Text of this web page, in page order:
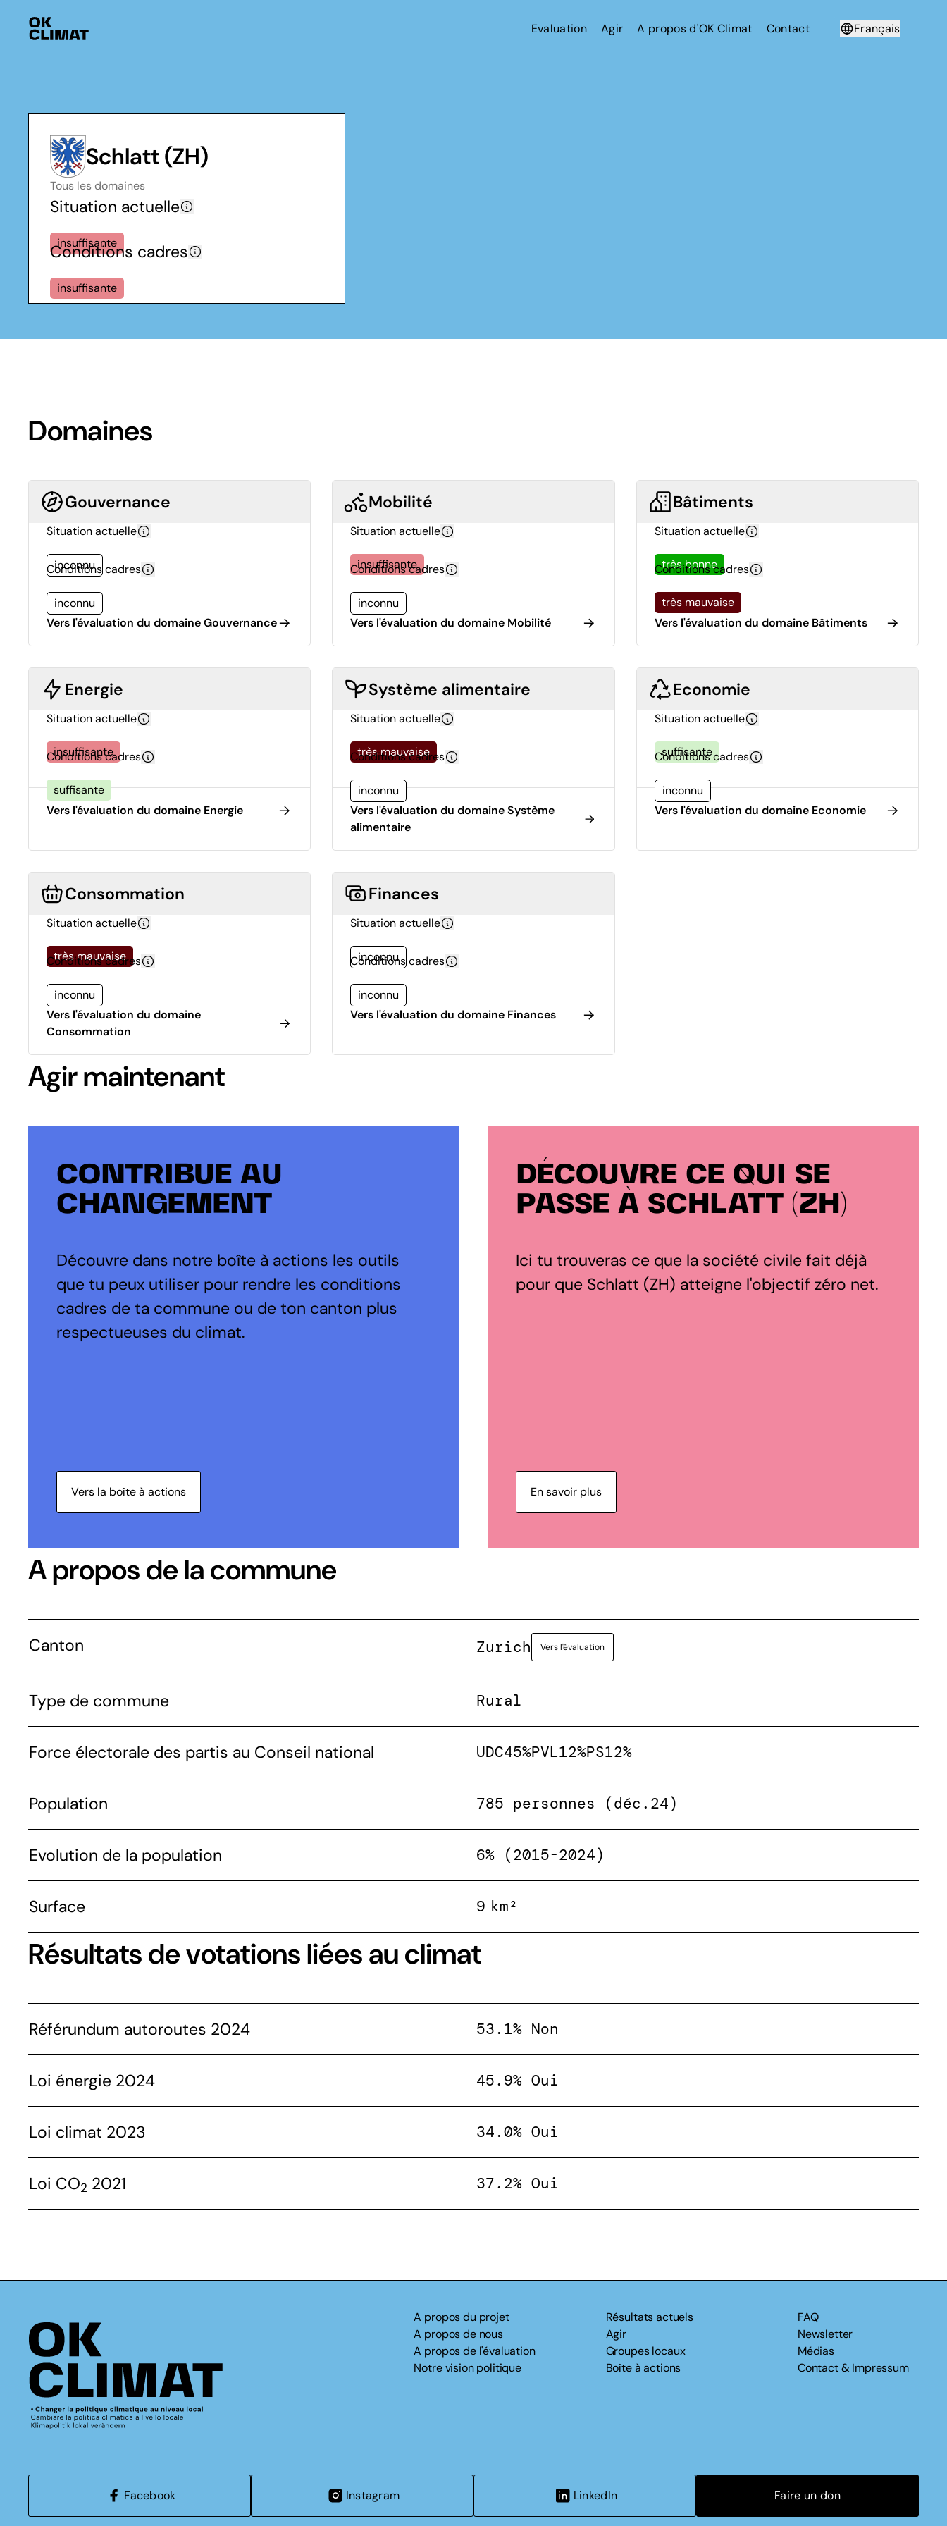
Evaluation Agir A propos d'OK Climat Contact
Français
Schlatt (ZH)
Tous les domaines
Situation actuelle
insuffisante
Conditions cadres
insuffisante
Domaines
Gouvernance
Situation actuelle
inconnu
Conditions cadres
inconnu
Vers l'évaluation du domaine Gouvernance
Mobilité
Situation actuelle
insuffisante
Conditions cadres
inconnu
Vers l'évaluation du domaine Mobilité
Bâtiments
Situation actuelle
très bonne
Conditions cadres
très mauvaise
Vers l'évaluation du domaine Bâtiments
Energie
Situation actuelle
insuffisante
Conditions cadres
suffisante
Vers l'évaluation du domaine Energie
Système alimentaire
Situation actuelle
très mauvaise
Conditions cadres
inconnu
Vers l'évaluation du domaine Système
alimentaire
Economie
Situation actuelle
suffisante
Conditions cadres
inconnu
Vers l'évaluation du domaine Economie
Consommation
Situation actuelle
très mauvaise
Conditions cadres
inconnu
Vers l'évaluation du domaine
Consommation
Finances
Situation actuelle
inconnu
Conditions cadres
inconnu
Vers l'évaluation du domaine Finances
Agir maintenant
CONTRIBUE AU
CHANGEMENT
Découvre dans notre boîte à actions les outils
que tu peux utiliser pour rendre les conditions
cadres de ta commune ou de ton canton plus
respectueuses du climat.
Vers la boîte à actions
DÉCOUVRE CE QUI SE
PASSE À SCHLATT (ZH)
Ici tu trouveras ce que la société civile fait déjà
pour que Schlatt (ZH) atteigne l'objectif zéro net.
En savoir plus
A propos de la commune
Canton Zurich Vers l'évaluation
Type de commune Rural
Force électorale des partis au Conseil national UDC45%PVL12%PS12%
Population 785 personnes (déc.24)
Evolution de la population 6% (2015-2024)
Surface 9 km²
Résultats de votations liées au climat
Référundum autoroutes 2024 53.1% Non
Loi énergie 2024 45.9% Oui
Loi climat 2023 34.0% Oui
Loi CO2 2021 37.2% Oui
A propos du projet
A propos de nous
A propos de l'évaluation
Notre vision politique
Résultats actuels
Agir
Groupes locaux
Boîte à actions
FAQ
Newsletter
Médias
Contact & Impressum
Facebook Instagram LinkedIn Faire un don